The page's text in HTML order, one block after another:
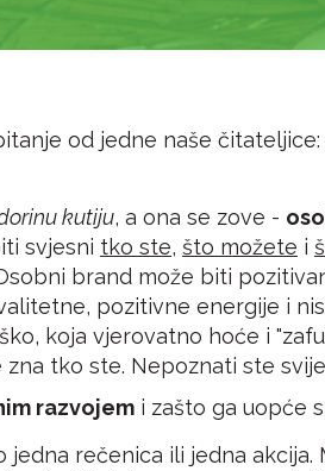
od jedne naše čitateljice:
kutiju, a ona se zove -
svjesni tko ste, što možete i
brand može biti
pozitivne energije i
koja vjerovatno hoće i
tko ste. Nepoznati ste
razvojem i zašto ga uopće
rečenica ili jedna